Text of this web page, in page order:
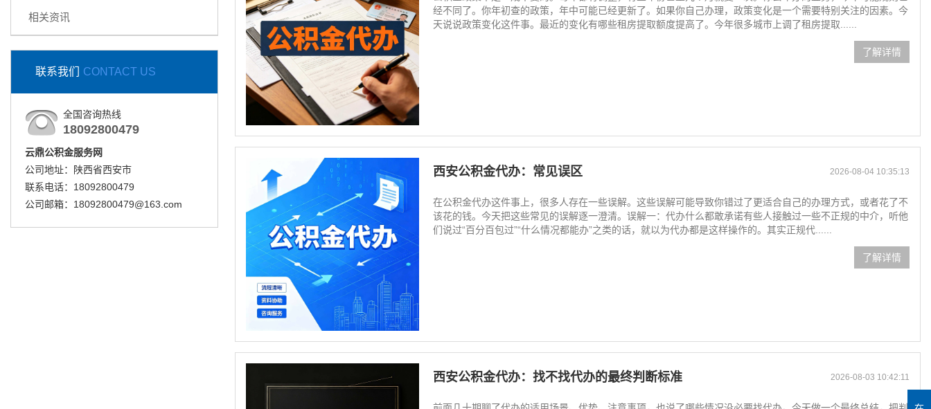
相关资讯
联系我们 CONTACT US
全国咨询热线
18092800479
云鼎公积金服务网
公司地址：陕西省西安市
联系电话：18092800479
公司邮箱：18092800479@163.com
经不同了。你年初查的政策，年中可能已经更新了。如果你自己办理，政策变化是一个需要特别关注的因素。今
天说说政策变化这件事。最近的变化有哪些租房提取额度提高了。今年很多城市上调了租房提取......
了解详情
2026-08-04 10:35:13
西安公积金代办：常见误区
在公积金代办这件事上，很多人存在一些误解。这些误解可能导致你错过了更适合自己的办理方式，或者花了不
该花的钱。今天把这些常见的误解逐一澄清。误解一：代办什么都敢承诺有些人接触过一些不正规的中介，听他
们说过“百分百包过”“什么情况都能办”之类的话，就以为代办都是这样操作的。其实正规代......
了解详情
2026-08-03 10:42:11
西安公积金代办：找不找代办的最终判断标准